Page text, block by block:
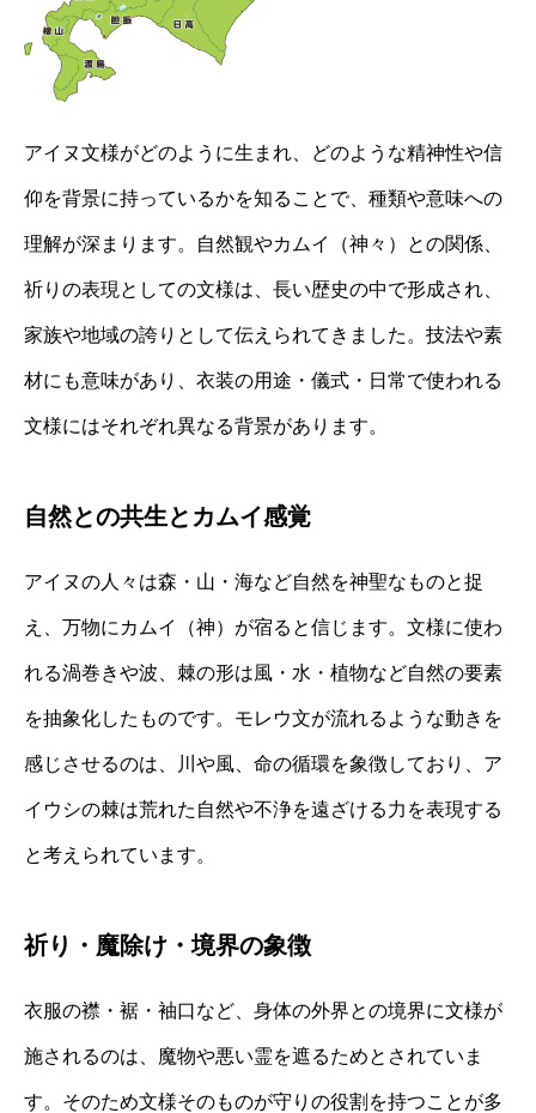
アイヌ文様がどのように生まれ、どのような精神性や信
仰を背景に持っているかを知ることで、種類や意味への
理解が深まります。自然観やカムイ（神々）との関係、
祈りの表現としての文様は、長い歴史の中で形成され、
家族や地域の誇りとして伝えられてきました。技法や素
材にも意味があり、衣装の用途・儀式・日常で使われる
文様にはそれぞれ異なる背景があります。
自然との共生とカムイ感覚
アイヌの人々は森・山・海など自然を神聖なものと捉
え、万物にカムイ（神）が宿ると信じます。文様に使わ
れる渦巻きや波、棘の形は風・水・植物など自然の要素
を抽象化したものです。モレウ文が流れるような動きを
感じさせるのは、川や風、命の循環を象徴しており、ア
イウシの棘は荒れた自然や不浄を遠ざける力を表現する
と考えられています。
祈り・魔除け・境界の象徴
衣服の襟・裾・袖口など、身体の外界との境界に文様が
施されるのは、魔物や悪い霊を遮るためとされていま
す。そのため文様そのものが守りの役割を持つことが多